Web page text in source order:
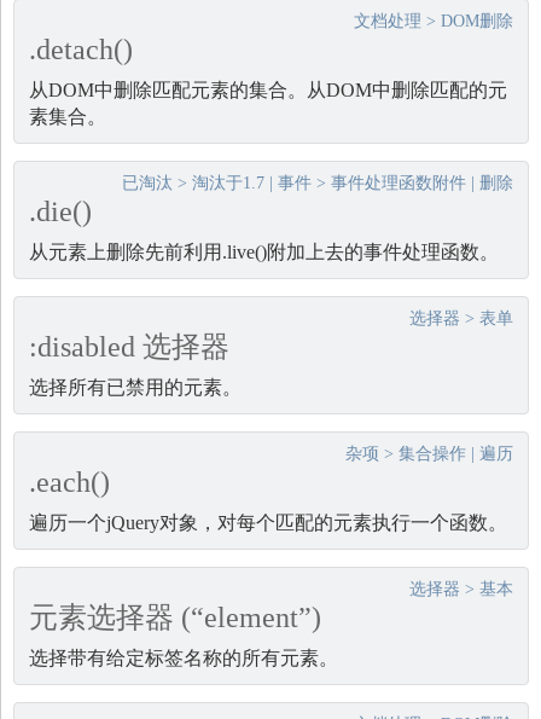
文档处理 > DOM删除
.detach()
从DOM中删除匹配元素的集合。从DOM中删除匹配的元
素集合。
已淘汰 > 淘汰于1.7 事件 > 事件处理函数附件 删除
.die()
从元素上删除先前利用.live()附加上去的事件处理函数。
选择器 > 表单
:disabled 选择器
选择所有已禁用的元素。
杂项 > 集合操作 遍历
.each()
遍历一个jQuery对象，对每个匹配的元素执行一个函数。
选择器 > 基本
元素选择器 (“element”)
选择带有给定标签名称的所有元素。